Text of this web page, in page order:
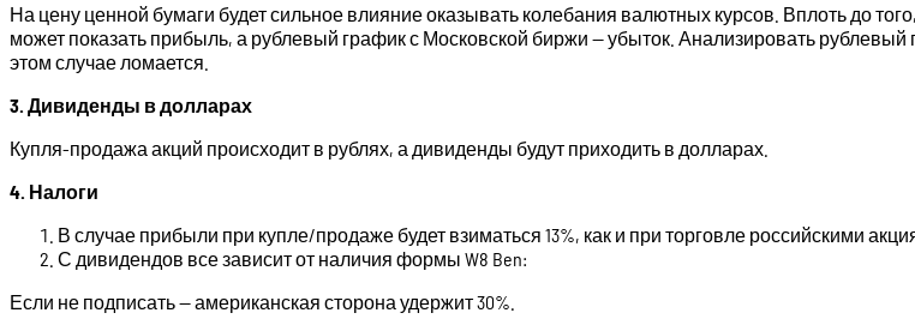
На цену ценной бумаги будет сильное влияние оказывать колебания валютных курсов. Вплоть до
может показать прибыль, а рублевый график с Московской биржи — убыток. Анализировать
этом случае ломается.
3. Дивиденды в долларах
Купля-продажа акций происходит в рублях, а дивиденды будут приходить в долларах.
4. Налоги
В случае прибыли при купле/продаже будет взиматься 13%, как и при торговле российскими
С дивидендов все зависит от наличия формы W8 Ben:
Если не подписать — американская сторона удержит 30%.